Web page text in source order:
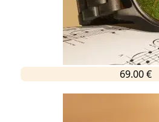
69.00 €